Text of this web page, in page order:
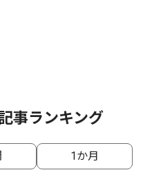
事ランキング
1か月